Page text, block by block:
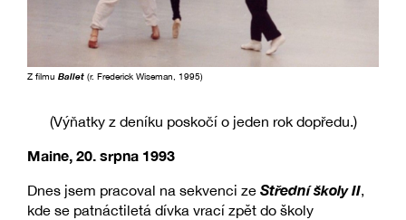
Z filmu Ballet (r. Frederick Wiseman, 1995)
(Výňatky z deníku poskočí o jeden rok dopředu.)
Maine, 20. srpna 1993
Dnes jsem pracoval na sekvenci ze Střední školy II,
kde se patnáctiletá dívka vrací zpět do školy